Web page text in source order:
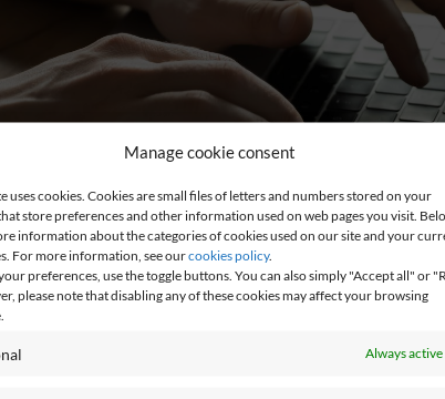
Manage cookie consent
uses cookies. Cookies are small files of letters and numbers stored on your
store preferences and other information used on web pages you visit.
information about the categories of cookies used on our site and your
For more information, see ourcookies policy.
preferences, use the toggle buttons. You can also simply "Accept all" or
please note that disabling any of these cookies may affect your browsing
Always active